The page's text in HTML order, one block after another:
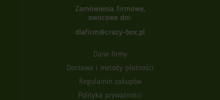
Zamówienia firmowe,
owocowe dni:
dlafirm@crazy-box.pl
Dane firmy
Dostawa i metody płatności
Regulamin zakupów
Polityka prywatności